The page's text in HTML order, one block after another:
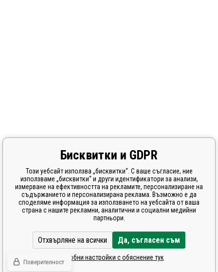
Бисквитки и GDPR
Този уебсайт използва „бисквитки“. С ваше съгласие, ние
използваме „бисквитки“ и други идентификатори за анализи,
измерване на ефективността на рекламите, персонализиране на
съдържанието и персонализирана реклама. Възможно е да
споделяме информация за използването на уебсайта от ваша
страна с нашите рекламни, аналитични и социални медийни
партньори.
Отхвърляне на всички Да, съгласен съм
Подробни настройки с обяснение тук
Поверителност